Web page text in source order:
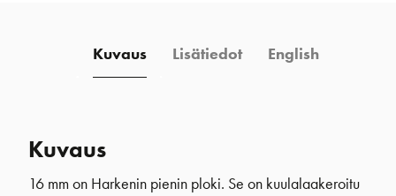
Kuvaus Lisätiedot English
Kuvaus
16 mm on Harkenin pienin ploki. Se on kuulalaakeroitu